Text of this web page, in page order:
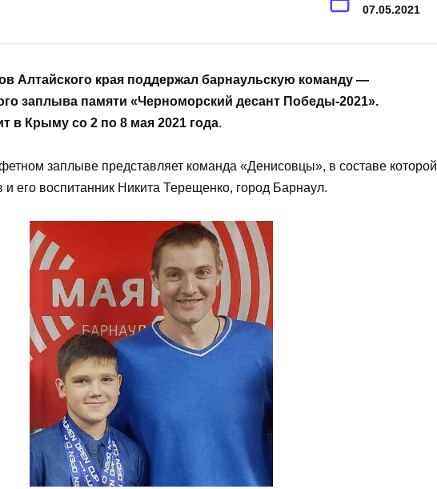
07.05.2021
Алтайского края поддержал барнаульскую команду —
заплыва памяти «Черноморский десант Победы-2021».
в Крыму со 2 по 8 мая 2021 года.
заплыве представляет команда «Денисовцы», в составе которой
его воспитанник Никита Терещенко, город Барнаул.